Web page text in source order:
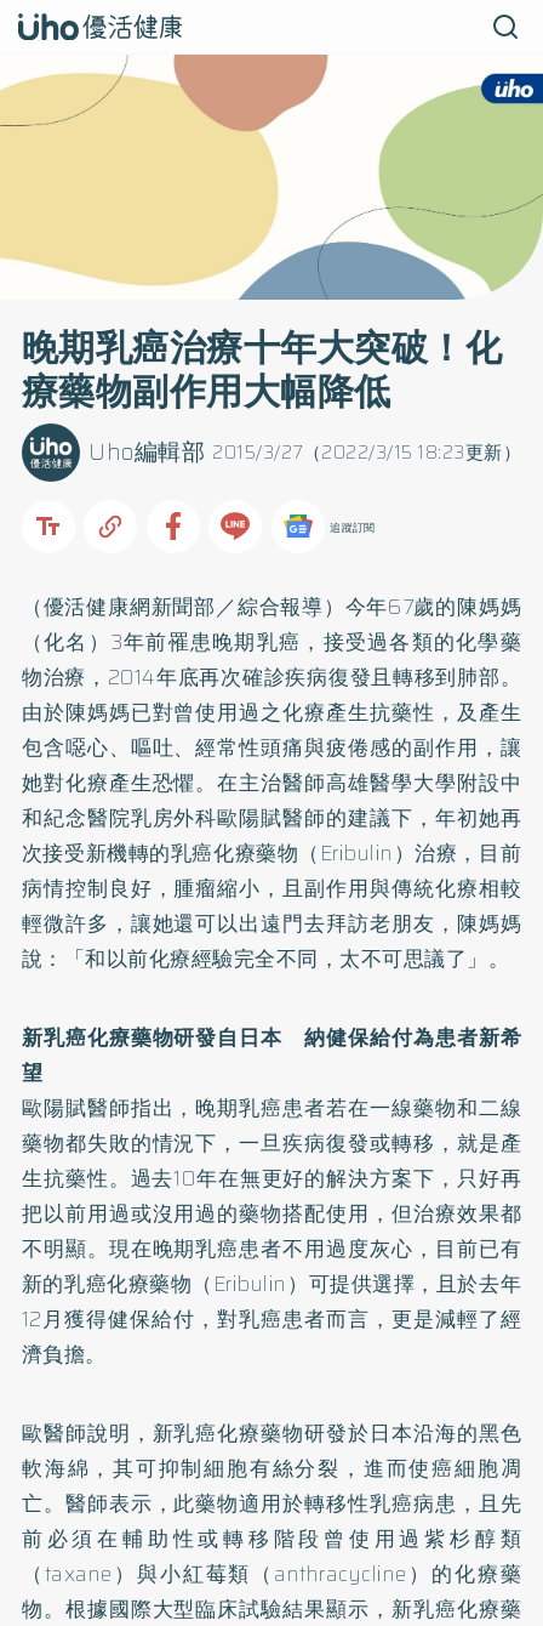
晚期乳癌治療十年大突破！化
療藥物副作用大幅降低
2015/3/27（2022/3/15 18:23更新）
Uho編輯部
追蹤訂閱
（優活健康網新聞部／綜合報導）今年67歲的陳媽媽
（化名）3年前罹患晚期乳癌 ，接受過各類的化學藥
物治療，2014年底再次確診疾病復發且轉移到肺部。
由於陳媽媽已對曾使用過之化療產生抗藥性，及產生
包含噁心、嘔吐、經常性頭痛與疲倦感的副作用，讓
她對化療產生恐懼。在主治醫師高雄醫學大學附設中
和紀念醫院乳房外科歐陽賦醫師的建議下，年初她再
次接受新機轉的乳癌化療藥物（Eribulin）治療，目前
病情控制良好，腫瘤縮小，且副作用與傳統化療相較
輕微許多，讓她還可以出遠門去拜訪老朋友，陳媽媽
說：「和以前化療經驗完全不同，太不可思議了」。
新乳癌化療藥物研發自日本 納健保給付為患者新希
望
歐陽賦醫師指出，晚期乳癌患者若在一線藥物和二線
藥物都失敗的情況下，一旦疾病復發或轉移，就是產
生抗藥性。過去10年在無更好的解決方案下，只好再
把以前用過或沒用過的藥物搭配使用，但治療效果都
不明顯。現在晚期乳癌患者不用過度灰心，目前已有
新的乳癌化療藥物（Eribulin）可提供選擇，且於去年
12月獲得健保給付，對乳癌患者而言，更是減輕了經
濟負擔。
歐醫師說明，新乳癌化療藥物研發於日本沿海的黑色
軟海綿，其可抑制細胞有絲分裂，進而使癌細胞凋
亡。醫師表示，此藥物適用於轉移性乳癌病患，且先
前必須在輔助性或轉移階段曾使用過紫杉醇類
（taxane）與小紅莓類（anthracycline）的化療藥
物。根據國際大型臨床試驗結果顯示，新乳癌化療藥